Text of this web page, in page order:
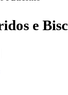
e